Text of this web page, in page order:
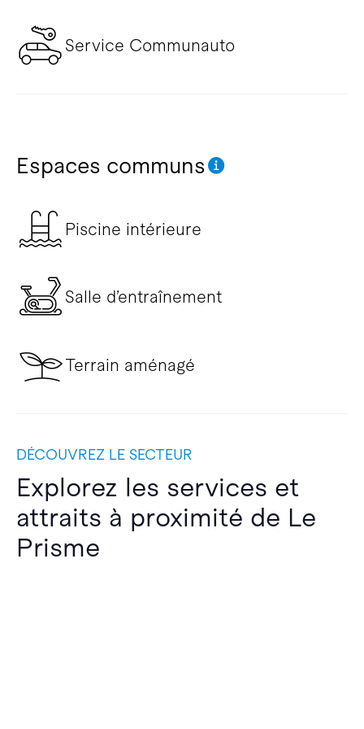
Service Communauto
Espaces communs
Piscine intérieure
Salle d’entraînement
Terrain aménagé
DÉCOUVREZ LE SECTEUR
Explorez les services et
attraits à proximité de Le
Prisme